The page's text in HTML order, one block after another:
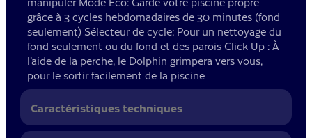
grâce à 3 cycles hebdomadaires de 30 minutes (fond
seulement) Sélecteur de cycle: Pour un nettoyage du
fond seulement ou du fond et des parois Click Up : À
l’aide de la perche, le Dolphin grimpera vers vous,
pour le sortir facilement de la piscine
Caractéristiques techniques